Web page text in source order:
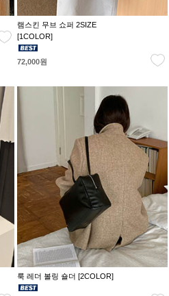
램스킨 무브 쇼퍼 2SIZE
[1COLOR]
72,000원
룩 레더 볼링 숄더 [2COLOR]